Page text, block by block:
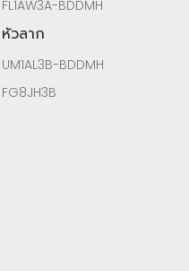
FL1AW3A-BDDMH
หัวลาก
UM1AL3B-BDDMH
FG8JH3B